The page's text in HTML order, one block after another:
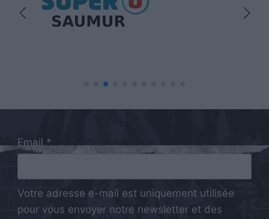
Email *
Votre adresse e-mail est uniquement utilisée
pour vous envoyer notre newsletter et des